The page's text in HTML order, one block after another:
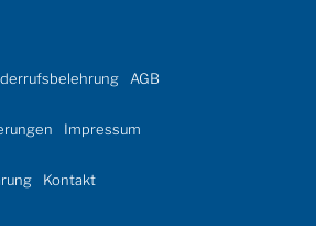
AGB
Impressum
Kontakt